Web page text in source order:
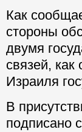
Как
стороны
двумя
связей,
Израиля
В
подписано